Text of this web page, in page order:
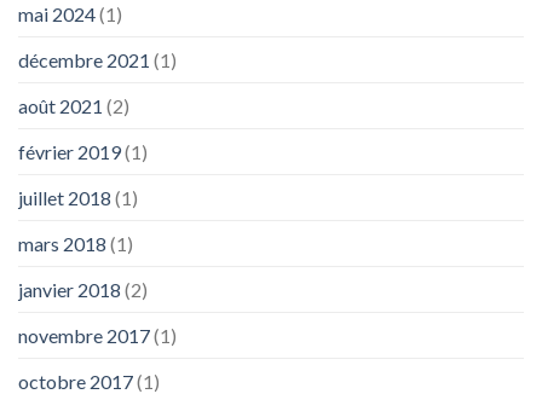
mai 2024(1)
décembre 2021 (1)
août 2021 (2)
février 2019(1)
juillet 2018 (1)
mars 2018 (1)
janvier 2018 (2)
novembre 2017(1)
octobre 2017(1)